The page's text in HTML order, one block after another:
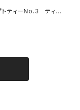
トティーNo.3 ティー
蒸し×火香弱)